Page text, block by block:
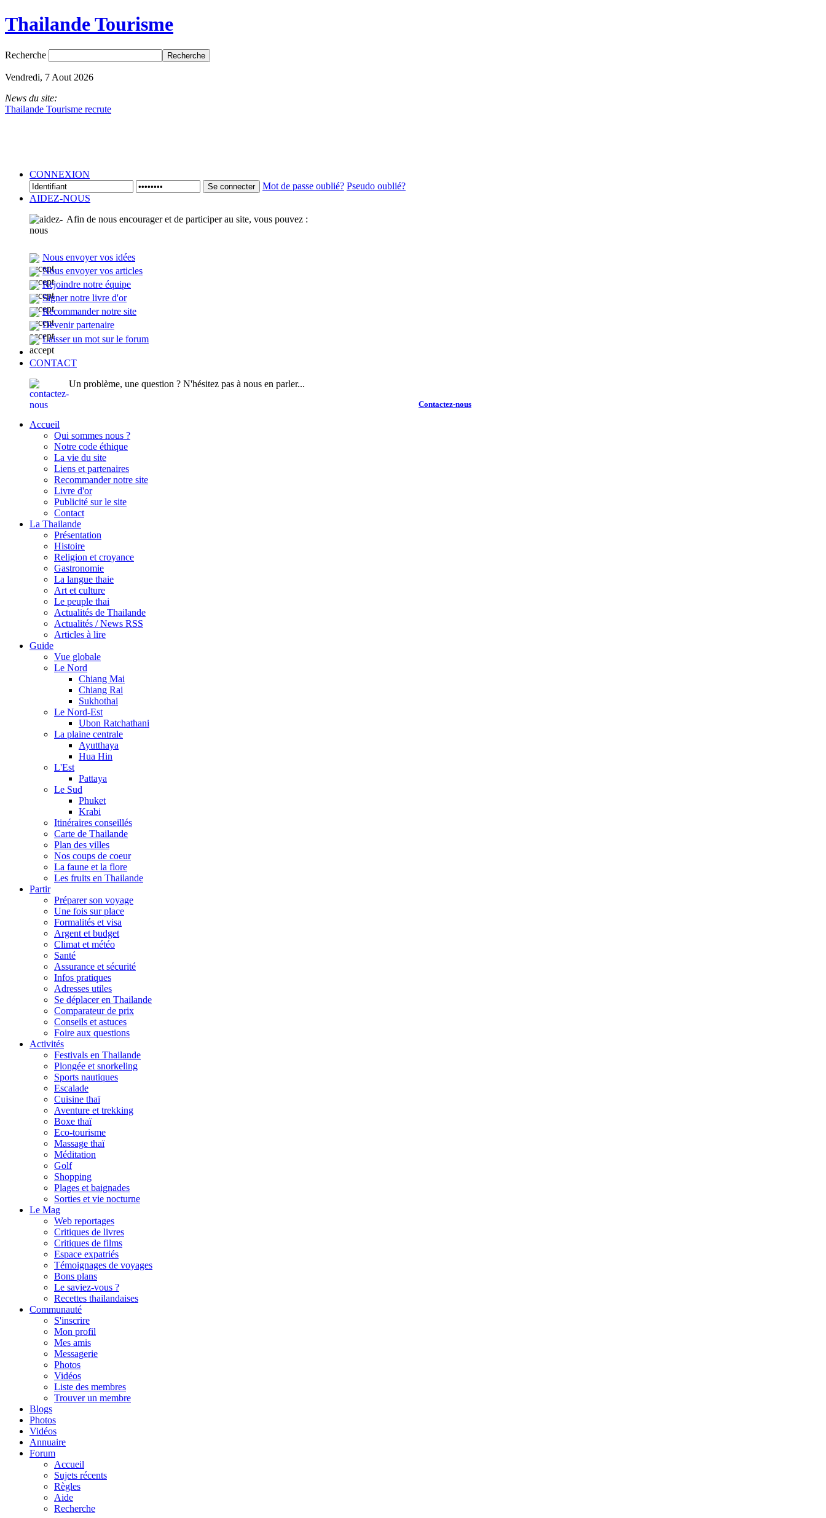
Thailande Tourisme
Recherche
Vendredi, 7 Aout 2026
News du site:
Thailande Tourisme recrute
CONNEXION
Se connecter Mot de passe oublié? Pseudo oublié?
AIDEZ-NOUS
Afin de nous encourager et de participer au site, vous pouvez :
Nous envoyer vos idées
Nous envoyer vos articles
Rejoindre notre équipe
Signer notre livre d'or
Recommander notre site
Devenir partenaire
Laisser un mot sur le forum
CONTACT
Un problème, une question ? N'hésitez pas à nous en parler...
Contactez-nous
Accueil
Qui sommes nous ?
Notre code éthique
La vie du site
Liens et partenaires
Recommander notre site
Livre d'or
Publicité sur le site
Contact
La Thailande
Présentation
Histoire
Religion et croyance
Gastronomie
La langue thaie
Art et culture
Le peuple thai
Actualités de Thailande
Actualités / News RSS
Articles à lire
Guide
Vue globale
Le Nord
Chiang Mai
Chiang Rai
Sukhothai
Le Nord-Est
Ubon Ratchathani
La plaine centrale
Ayutthaya
Hua Hin
L'Est
Pattaya
Le Sud
Phuket
Krabi
Itinéraires conseillés
Carte de Thailande
Plan des villes
Nos coups de coeur
La faune et la flore
Les fruits en Thailande
Partir
Préparer son voyage
Une fois sur place
Formalités et visa
Argent et budget
Climat et météo
Santé
Assurance et sécurité
Infos pratiques
Adresses utiles
Se déplacer en Thailande
Comparateur de prix
Conseils et astuces
Foire aux questions
Activités
Festivals en Thailande
Plongée et snorkeling
Sports nautiques
Escalade
Cuisine thaï
Aventure et trekking
Boxe thaï
Eco-tourisme
Massage thaï
Méditation
Golf
Shopping
Plages et baignades
Sorties et vie nocturne
Le Mag
Web reportages
Critiques de livres
Critiques de films
Espace expatriés
Témoignages de voyages
Bons plans
Le saviez-vous ?
Recettes thailandaises
Communauté
S'inscrire
Mon profil
Mes amis
Messagerie
Photos
Vidéos
Liste des membres
Trouver un membre
Blogs
Photos
Vidéos
Annuaire
Forum
Accueil
Sujets récents
Règles
Aide
Recherche